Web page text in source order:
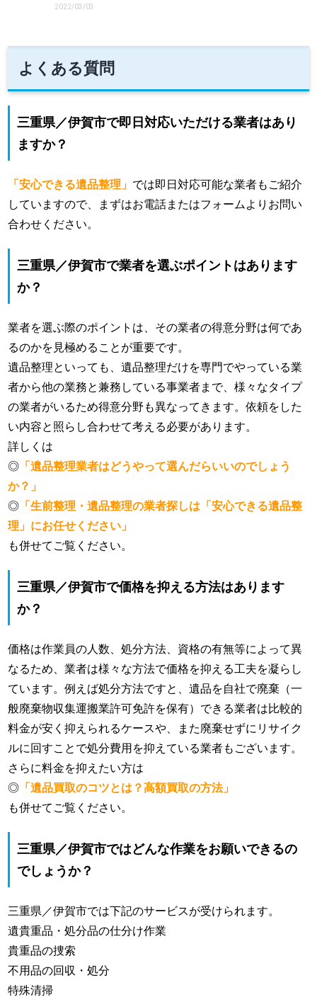
2022/03/03
よくある質問
三重県／伊賀市で即日対応いただける業者はあり
ますか？
「安心できる遺品整理」 では即日対応可能な業者もご紹介
していますので、まずはお電話またはフォームよりお問い
合わせください。
三重県／伊賀市で業者を選ぶポイントはあります
か？
業者を選ぶ際のポイントは、その業者の得意分野は何であ
るのかを見極めることが重要です。
遺品整理といっても、遺品整理だけを専門でやっている業
者から他の業務と兼務している事業者まで、様々なタイプ
の業者がいるため得意分野も異なってきます。依頼をした
い内容と照らし合わせて考える必要があります。
詳しくは
◎ 「遺品整理業者はどうやって選んだらいいのでしょう
か？」
◎ 「生前整理・遺品整理の業者探しは「安心できる遺品整
理」にお任せください」
も併せてご覧ください。
三重県／伊賀市で価格を抑える方法はあります
か？
価格は作業員の人数、処分方法、資格の有無等によって異
なるため、業者は様々な方法で価格を抑える工夫を凝らし
ています。例えば処分方法ですと、遺品を自社で廃棄（一
般廃棄物収集運搬業許可免許を保有）できる業者は比較的
料金が安く抑えられるケースや、また廃棄せずにリサイク
ルに回すことで処分費用を抑えている業者もございます。
さらに料金を抑えたい方は
◎ 「遺品買取のコツとは？高額買取の方法」
も併せてご覧ください。
三重県／伊賀市ではどんな作業をお願いできるの
でしょうか？
三重県／伊賀市では下記のサービスが受けられます。
遺貴重品・処分品の仕分け作業
貴重品の捜索
不用品の回収・処分
特殊清掃